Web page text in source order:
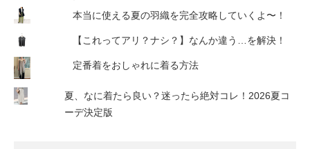
本当に使える夏の羽織を完全攻略していくよ〜！
【これってアリ？ナシ？】なんか違う…を解決！
定番着をおしゃれに着る方法
夏、なに着たら良い？迷ったら絶対コレ！2026夏コ
ーデ決定版